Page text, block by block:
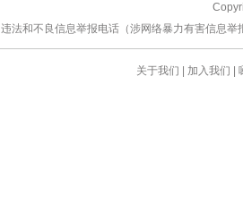
违法和不良信息举报电话（涉网络暴力有害信息
关于我们 加入我们